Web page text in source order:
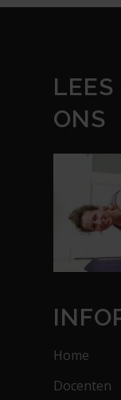
LEES
ONS
Home
Docenten